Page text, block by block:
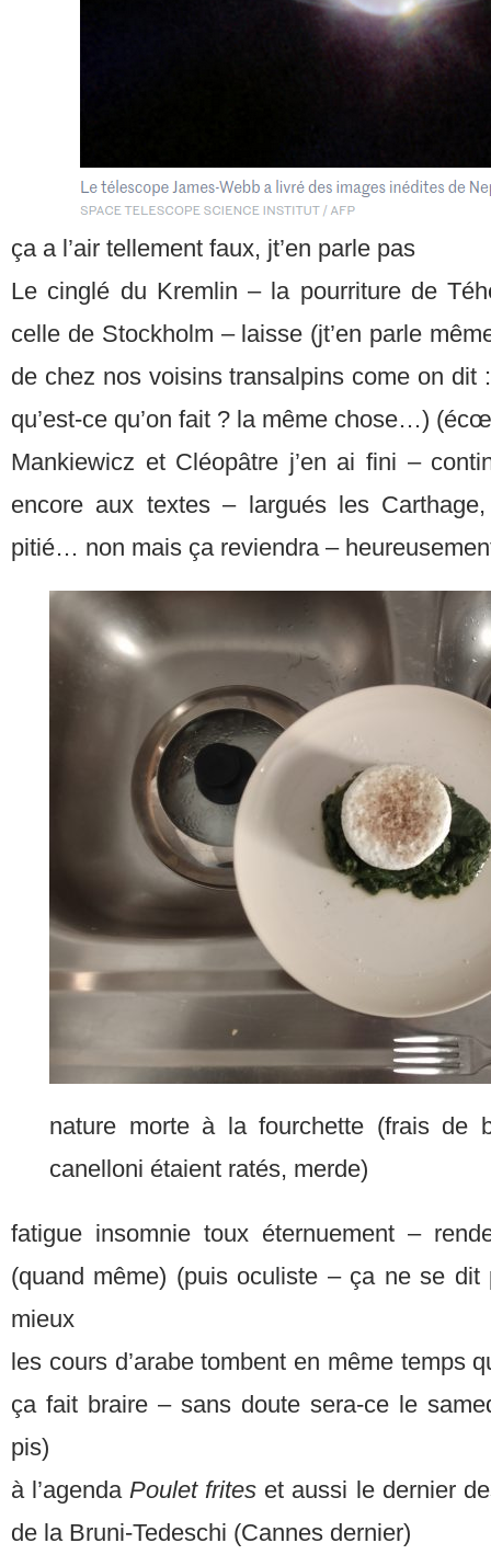
ça a l’air tellement faux, jt’en parle pas
Le cinglé du Kremlin – la pourriture de
celle de Stockholm – laisse (jt’en parle
de chez nos voisins transalpins come on dit
qu’est-ce qu’on fait ? la même chose…)
Mankiewicz et Cléopâtre j’en ai fini –
encore aux textes – largués les
pitié… non mais ça reviendra –
nature morte à la fourchette (frais de
canelloni étaient ratés, merde)
fatigue insomnie toux éternuement –
(quand même) (puis oculiste – ça ne se
mieux
les cours d’arabe tombent en même temps
ça fait braire – sans doute sera-ce le
pis)
à l’agenda Poulet frites et aussi le dernier
de la Bruni-Tedeschi (Cannes dernier)